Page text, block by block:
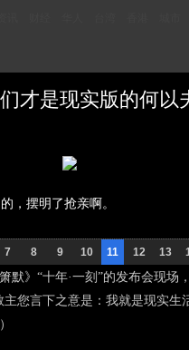
才是现实版的何
，摆明了抢亲啊。
7 8 9 10 11 12 13
默》“十年·一刻”的发布会现场
主您言下之意是：我就是现实